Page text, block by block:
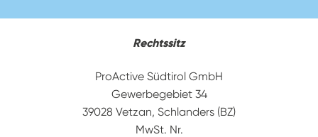
Rechtssitz
ProActive Südtirol GmbH
Gewerbegebiet 34
39028 Vetzan, Schlanders (BZ)
MwSt. Nr.